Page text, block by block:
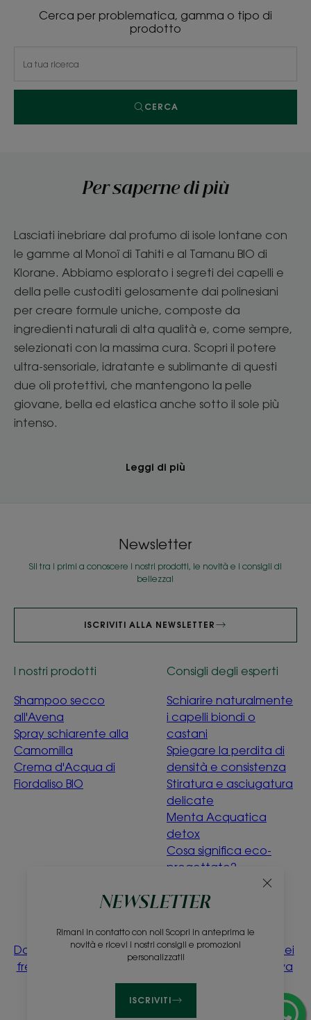
Cerca per problematica, gamma o tipo di
prodotto
CERCA
Per saperne di più
Lasciati inebriare dal profumo di isole lontane con
le gamme al Monoï di Tahiti e al Tamanu BIO di
Klorane. Abbiamo esplorato i segreti dei capelli e
della pelle custoditi gelosamente dai polinesiani
per creare formule uniche, composte da
ingredienti naturali di alta qualità e, come sempre,
selezionati con la massima cura. Scopri il potere
ultra-sensoriale, idratante e sublimante di questi
due oli protettivi, che mantengono la pelle
giovane, bella ed elastica anche sotto il sole più
intenso.
Leggi di più
NEWSLETTER
Rimani in contatto con noi! Scopri in anteprima le
novità e ricevi i nostri consigli e promozioni
personalizzati!
ISCRIVITI
Newsletter
Sii tra i primi a conoscere i nostri prodotti, le novità e i consigli di
bellezza!
ISCRIVITI ALLA NEWSLETTER
I nostri prodotti
Shampoo secco
all'Avena
Spray schiarente alla
Camomilla
Crema d'Acqua di
Fiordaliso BIO
Consigli degli esperti
Schiarire naturalmente
i capelli biondi o
castani
Spiegare la perdita di
densità e consistenza
Stiratura e asciugatura
delicate
Menta Acquatica
detox
Cosa significa eco-
progettato?
Chi siamo
Domande
frequenti
Raccolta
differenziata
vendita
Raccolta
differenziata dei
campioni prova